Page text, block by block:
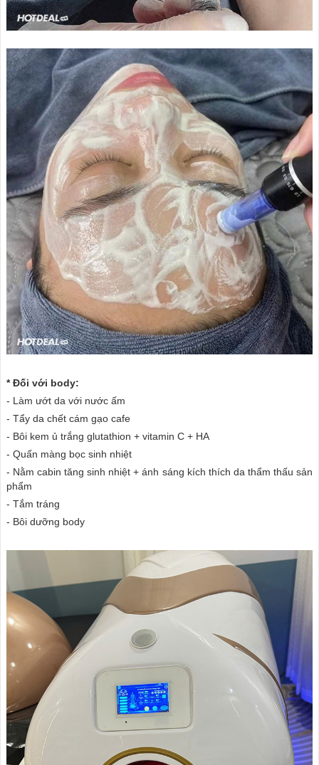
* Đối với body:
- Làm ướt da với nước ấm
- Tẩy da chết cám gạo cafe
- Bôi kem ủ trắng glutathion + vitamin C + HA
- Quấn màng bọc sinh nhiệt
- Nằm cabin tăng sinh nhiệt + ánh sáng kích thích da thẩm thấu sản
phẩm
- Tắm tráng
- Bôi dưỡng body